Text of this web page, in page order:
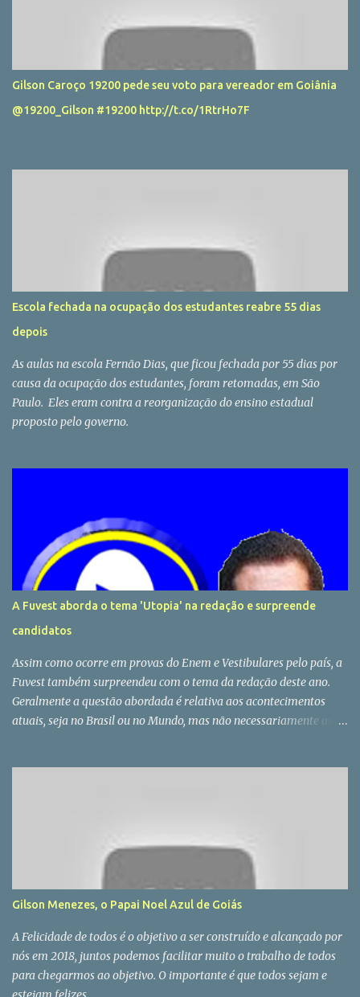
Gilson Caroço 19200 pede seu voto para vereador em Goiânia
@19200_Gilson #19200 http://t.co/1RtrHo7F
Escola fechada na ocupação dos estudantes reabre 55 dias
depois
As aulas na escola Fernão Dias, que ficou fechada por 55 dias por
causa da ocupação dos estudantes, foram retomadas, em São
Paulo. Eles eram contra a reorganização do ensino estadual
proposto pelo governo.
A Fuvest aborda o tema 'Utopia' na redação e surpreende
candidatos
Assim como ocorre em provas do Enem e Vestibulares pelo país, a
Fuvest também surpreendeu com o tema da redação deste ano.
Geralmente a questão abordada é relativa aos acontecimentos
atuais, seja no Brasil ou no Mundo, mas não necessariamente as
autores citados não faz parte do cotidiano dos alunos, mesmo que
estejam na grade curricular, e tenho a impressão que muitos deles
sequer tenham ouvido falar de algum deles. Segundo informações
de quem fez a prova, o tema pedia que os candidatos escrevessem
sobre a importância da utopia e comparassem o mundo que busca
a utopia e o que não. O objetivo da redação, ainda de ac...
Gilson Menezes, o Papai Noel Azul de Goiás
A Felicidade de todos é o objetivo a ser construído e alcançado por
nós em 2018, juntos podemos facilitar muito o trabalho de todos
para chegarmos ao objetivo. O importante é que todos sejam e